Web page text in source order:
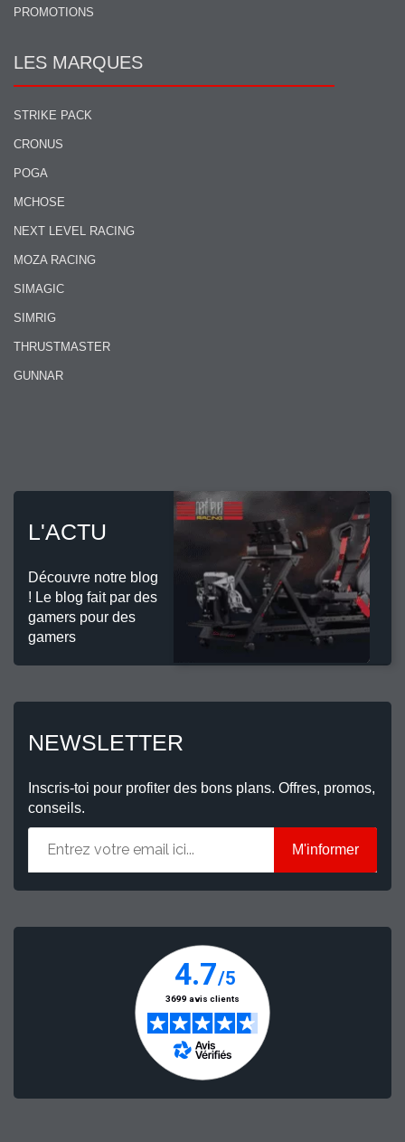
PROMOTIONS
LES MARQUES
STRIKE PACK
CRONUS
POGA
MCHOSE
NEXT LEVEL RACING
MOZA RACING
SIMAGIC
SIMRIG
THRUSTMASTER
GUNNAR
L'ACTU
Découvre notre blog
! Le blog fait par des
gamers pour des
gamers
NEWSLETTER
Inscris-toi pour profiter des bons plans. Offres, promos,
conseils.
M'informer